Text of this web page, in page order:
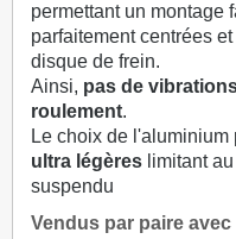
permettant un montage
parfaitement centrées
disque de frein.
Ainsi, pas de
roulement.
Le choix de
ultra légères limitant
suspendu
Vendus par paire